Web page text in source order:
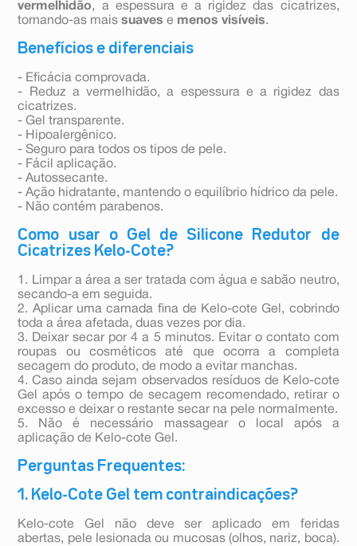
vermelhidão, a espessura e a rigidez das cicatrizes,
tornando-as maissuaves e menos visíveis.
Benefícios e diferenciais
- Eficácia comprovada.
- Reduz a vermelhidão, a espessura e a rigidez das
cicatrizes.
- Gel transparente.
- Hipoalergênico.
- Seguro para todos os tipos de pele.
- Fácil aplicação.
- Autossecante.
- Ação hidratante, mantendo o equilíbrio hídrico da pele.
- Não contém parabenos.
Como usar o Gel de Silicone Redutor de
Cicatrizes Kelo-Cote?
1. Limpar a área a ser tratada com água e sabão neutro,
secando-a em seguida.
2. Aplicar uma camada fina de Kelo-cote Gel, cobrindo
toda a área afetada, duas vezes por dia.
3. Deixar secar por 4 a 5 minutos. Evitar o contato com
roupas ou cosméticos até que ocorra a completa
secagem do produto, de modo a evitar manchas.
4. Caso ainda sejam observados resíduos de Kelo-cote
Gel após o tempo de secagem recomendado, retirar o
excesso e deixar o restante secar na pele normalmente.
5. Não é necessário massagear o local após a
aplicação de Kelo-cote Gel.
Perguntas Frequentes:
1. Kelo-Cote Gel tem contraindicações?
Kelo-cote Gel não deve ser aplicado em feridas
abertas, pele lesionada ou mucosas (olhos, nariz, boca).